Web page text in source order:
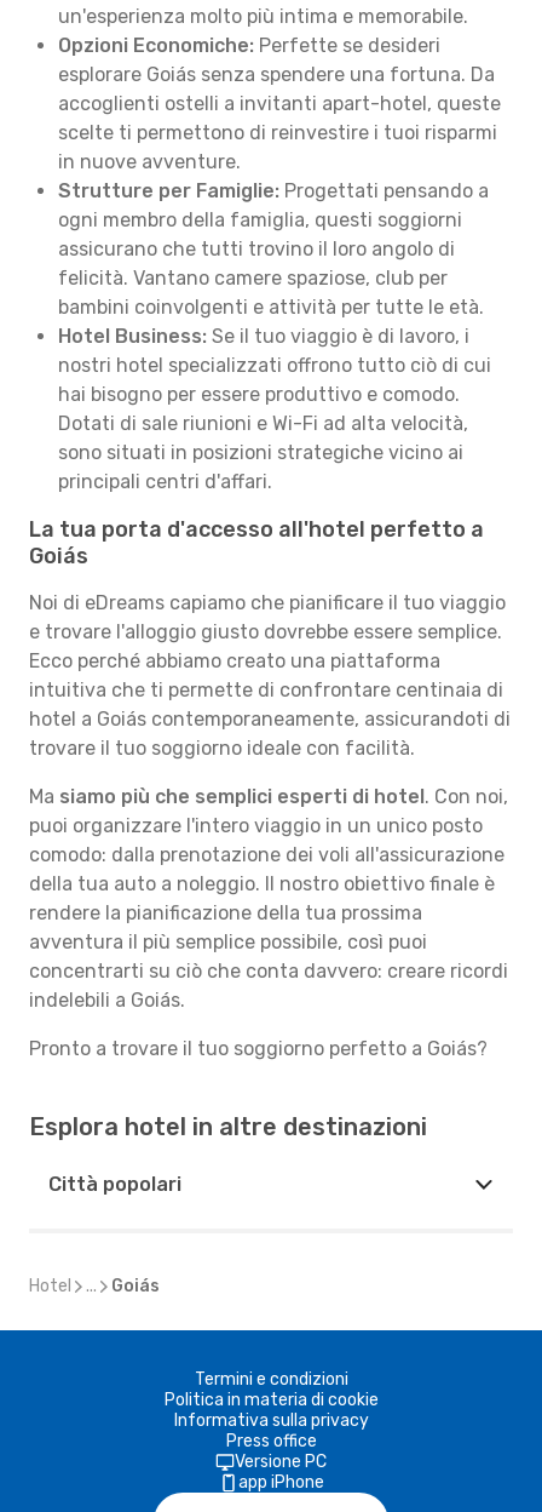
un'esperienza molto più intima e memorabile.
Opzioni Economiche: Perfette se desideri
esplorare Goiás senza spendere una fortuna. Da
accoglienti ostelli a invitanti apart-hotel, queste
scelte ti permettono di reinvestire i tuoi risparmi
in nuove avventure.
Strutture per Famiglie: Progettati pensando a
ogni membro della famiglia, questi soggiorni
assicurano che tutti trovino il loro angolo di
felicità. Vantano camere spaziose, club per
bambini coinvolgenti e attività per tutte le età.
Hotel Business: Se il tuo viaggio è di lavoro, i
nostri hotel specializzati offrono tutto ciò di cui
hai bisogno per essere produttivo e comodo.
Dotati di sale riunioni e Wi-Fi ad alta velocità,
sono situati in posizioni strategiche vicino ai
principali centri d'affari.
La tua porta d'accesso all'hotel perfetto a
Goiás
Noi di eDreams capiamo che pianificare il tuo viaggio
e trovare l'alloggio giusto dovrebbe essere semplice.
Ecco perché abbiamo creato una piattaforma
intuitiva che ti permette di confrontare centinaia di
hotel a Goiás contemporaneamente, assicurandoti di
trovare il tuo soggiorno ideale con facilità.
Ma siamo più che semplici esperti di hotel. Con noi,
puoi organizzare l'intero viaggio in un unico posto
comodo: dalla prenotazione dei voli all'assicurazione
della tua auto a noleggio. Il nostro obiettivo finale è
rendere la pianificazione della tua prossima
avventura il più semplice possibile, così puoi
concentrarti su ciò che conta davvero: creare ricordi
indelebili a Goiás.
Pronto a trovare il tuo soggiorno perfetto a Goiás?
Esplora hotel in altre destinazioni
Città popolari
Hotel ... Goiás
Termini e condizioni
Politica in materia di cookie
Informativa sulla privacy
Press office
Versione PC
app iPhone